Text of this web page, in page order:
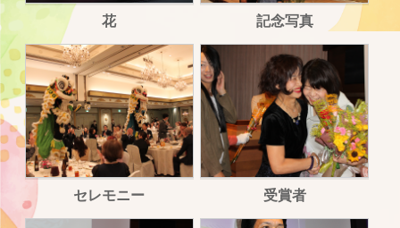
花 記念写真
セレモニー 受賞者